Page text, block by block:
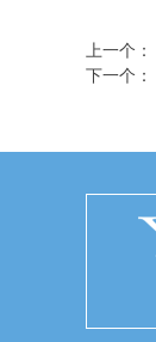
上一个：
下一个：